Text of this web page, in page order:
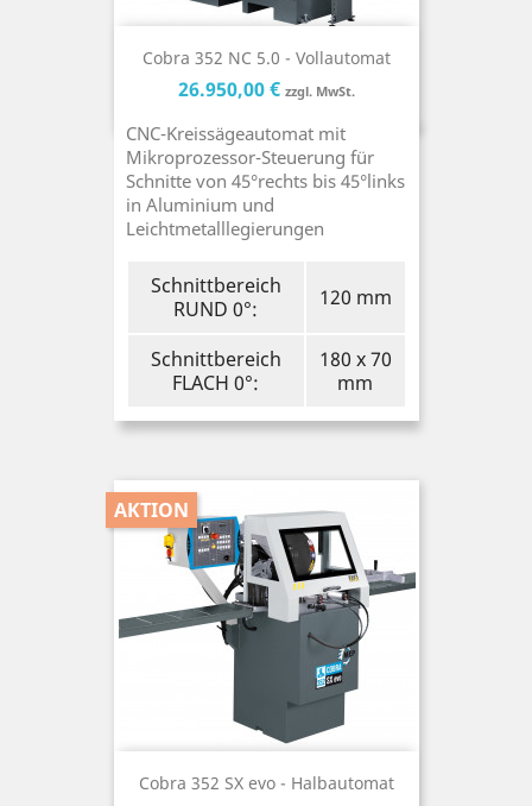
Cobra 352 NC 5.0 - Vollautomat
Preis
26.950,00 € zzgl. MwSt.Preis
CNC-Kreissägeautomat mit
Mikroprozessor-Steuerung für
Schnitte von 45°rechts bis 45°links
in Aluminium und
Leichtmetalllegierungen
Schnittbereich
RUND 0°:
120 mm
Schnittbereich
FLACH 0°:
180 x 70
mm
Cobra 352 SX evo - Halbautomat
AKTION